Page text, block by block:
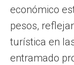
económico
pesos,
turística en
entramado